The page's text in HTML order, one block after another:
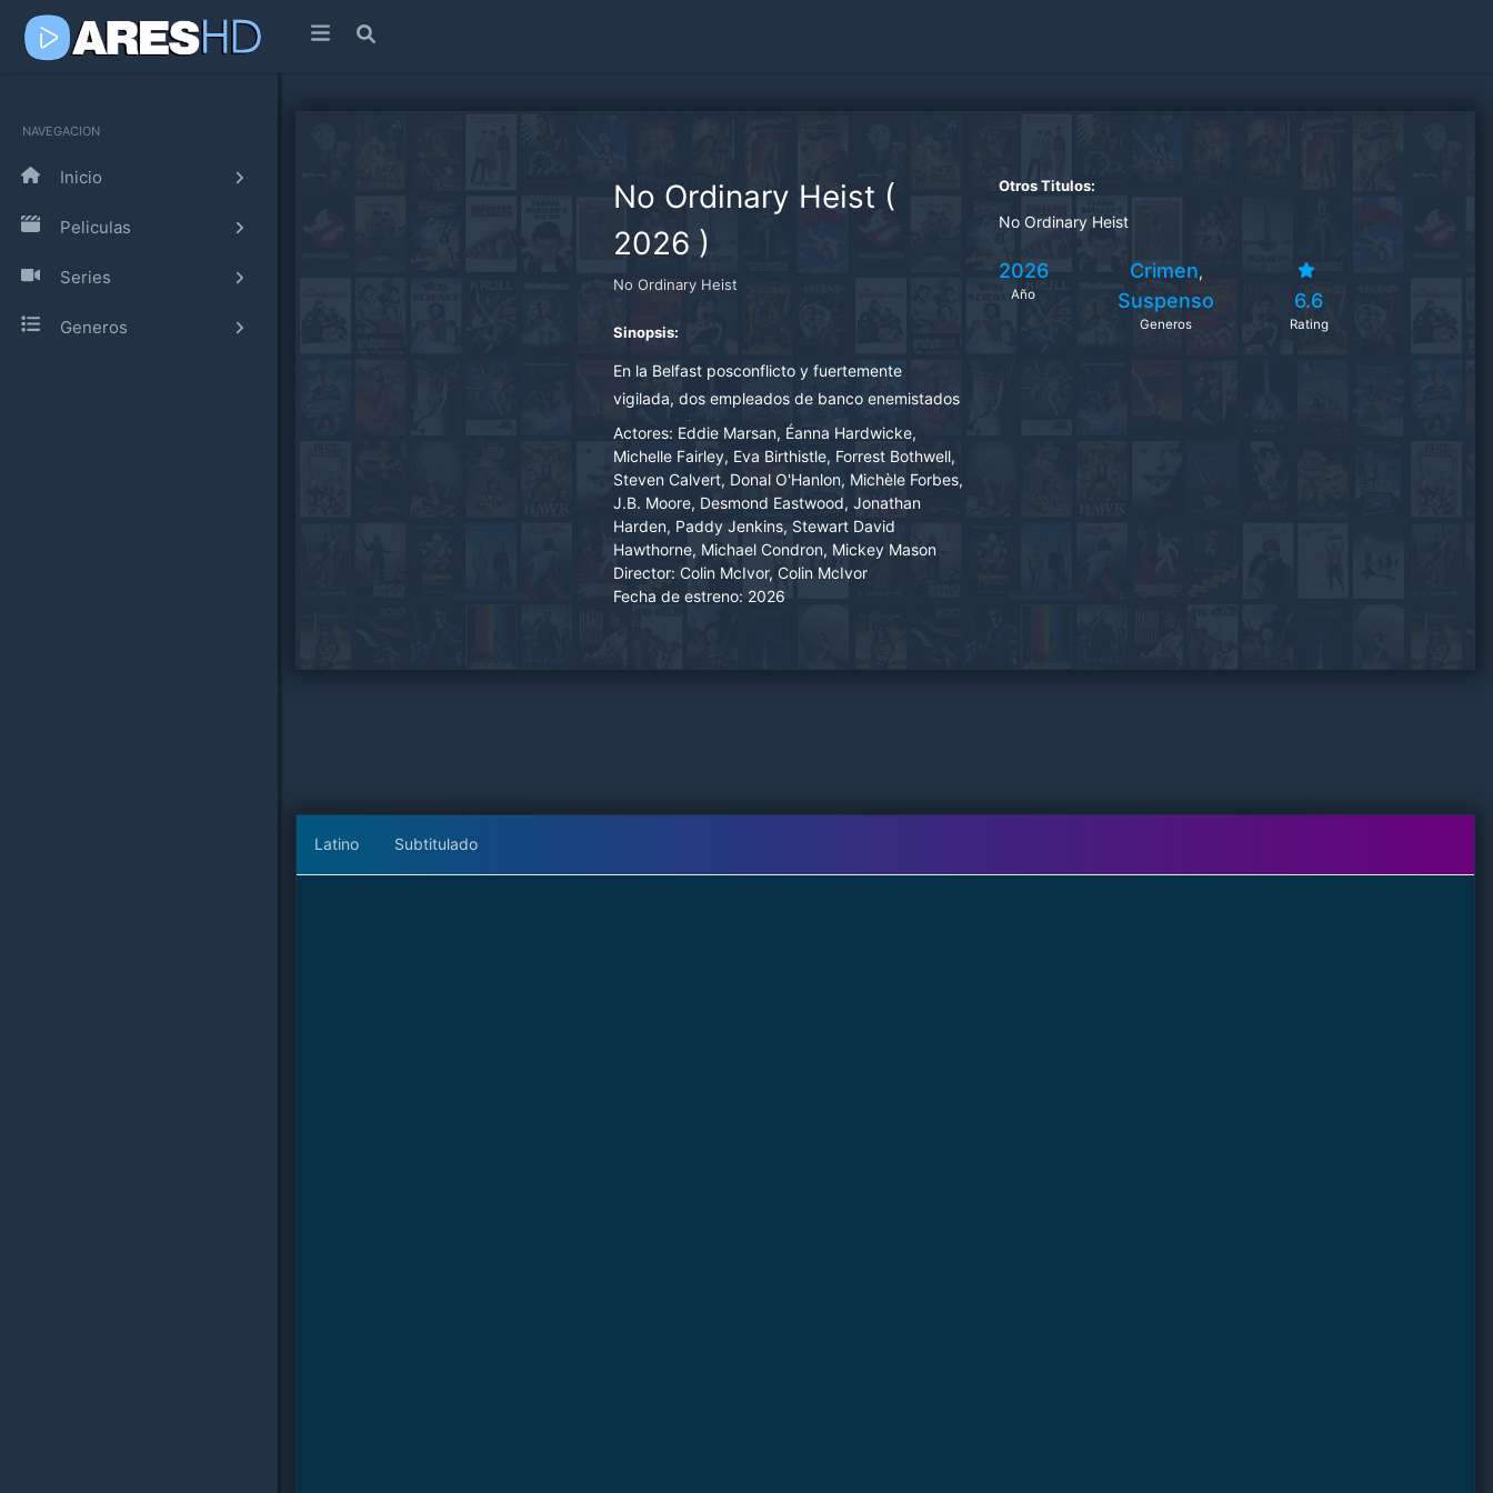
NAVEGACION
Inicio
Peliculas
Series
Generos
No Ordinary Heist (
2026 )
No Ordinary Heist
Sinopsis:
En la Belfast posconflicto y fuertemente
vigilada, dos empleados de banco enemistados
se ven obligados a perpetrar el mayor atraco
bancario de Irlanda después de que los
delincuentes secuestren a sus familias y
amenacen con matarlos.
Actores: Eddie Marsan, Éanna Hardwicke,
Michelle Fairley, Eva Birthistle, Forrest Bothwell,
Steven Calvert, Donal O'Hanlon, Michèle Forbes,
J.B. Moore, Desmond Eastwood, Jonathan
Harden, Paddy Jenkins, Stewart David
Hawthorne, Michael Condron, Mickey Mason
Director: Colin McIvor, Colin McIvor
Fecha de estreno: 2026
Otros Titulos:
No Ordinary Heist
2026
Año
Crimen,
Suspenso
Generos
6.6
Rating
Latino Subtitulado